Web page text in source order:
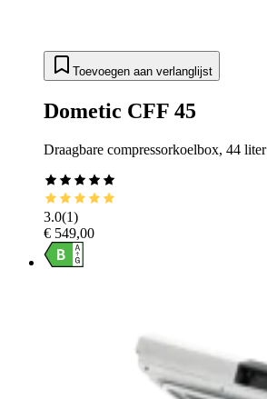
Toevoegen aan verlanglijst
Dometic CFF 45
Draagbare compressorkoelbox, 44 liter
3.0(1)
€ 549,00